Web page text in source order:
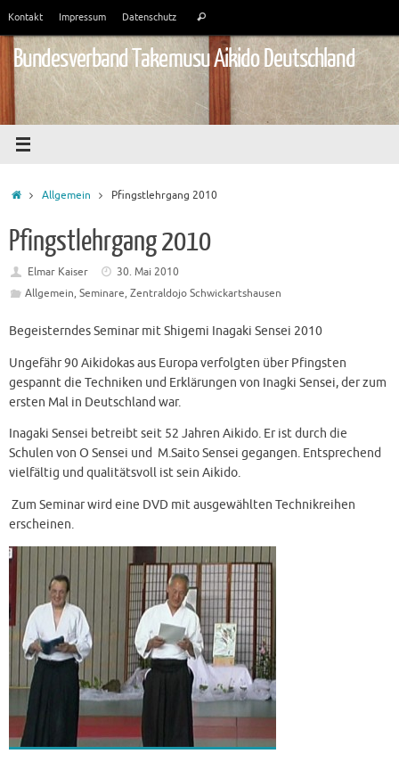
springen
Kontakt Impressum Datenschutz Suchen
Bundesverband Takemusu Aikido Deutschland
StartAllgemein Pfingstlehrgang 2010
Pfingstlehrgang 2010
Elmar Kaiser
30. Mai 2010
Allgemein, Seminare, Zentraldojo Schwickartshausen
Begeisterndes Seminar mit Shigemi Inagaki Sensei 2010
Ungefähr 90 Aikidokas aus Europa verfolgten über Pfingsten
gespannt die Techniken und Erklärungen von Inagki Sensei, der zum
ersten Mal in Deutschland war.
Inagaki Sensei betreibt seit 52 Jahren Aikido. Er ist durch die
Schulen von O Sensei und M.Saito Sensei gegangen. Entsprechend
vielfältig und qualitätsvoll ist sein Aikido.
Zum Seminar wird eine DVD mit ausgewählten Technikreihen
erscheinen.